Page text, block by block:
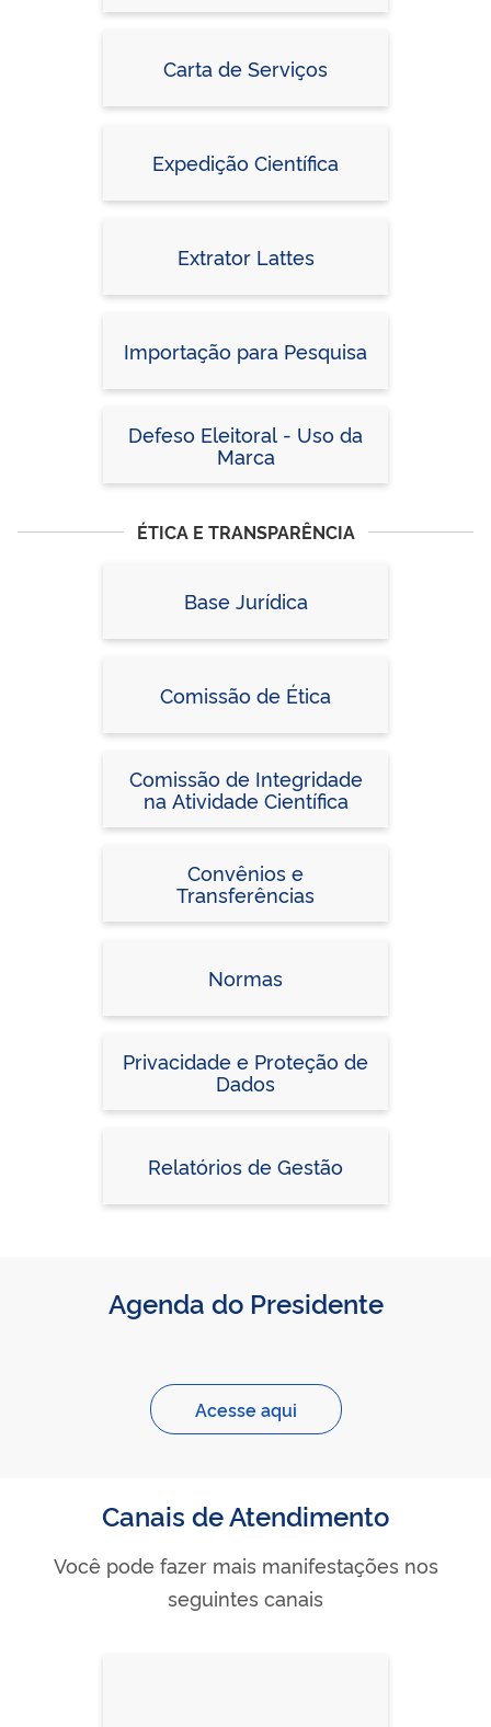
Carta de Serviços
Expedição Científica
Extrator Lattes
Importação para Pesquisa
Defeso Eleitoral - Uso da
Marca
ÉTICA E TRANSPARÊNCIA
Base Jurídica
Comissão de Ética
Comissão de Integridade
na Atividade Científica
Convênios e
Transferências
Normas
Privacidade e Proteção de
Dados
Relatórios de Gestão
Agenda do Presidente
Acesse aqui
Canais de Atendimento
Você pode fazer mais manifestações nos
seguintes canais